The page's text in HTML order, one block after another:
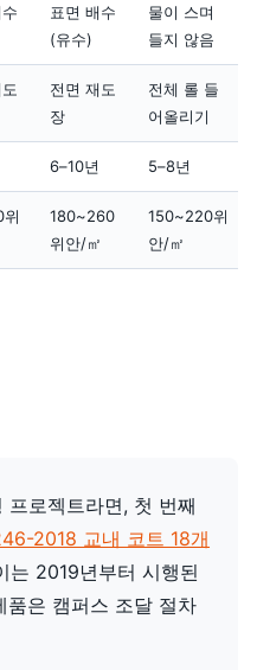
표면 배수
(유수)
물이 스며
들지 않음
전면 재도
장
전체 롤 들
어올리기
6–10년 5–8년
180~260
위안/㎡
150~220위
안/㎡
로젝트라면, 첫 번째
2018 교내 코트 18개
2019년부터 시행된
품은 캠퍼스 조달 절차